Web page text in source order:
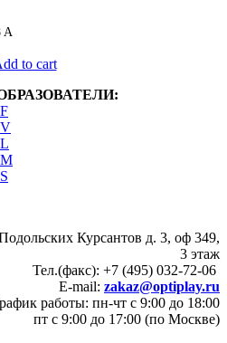
A
to cart
Курсантов д. 3, оф 349,
3 этаж
Тел.(факс): +7 (495) 032-72-06
E-mail: zakaz@optiplay.ru
работы: пн-чт с 9:00 до 18:00
пт с 9:00 до 17:00 (по Москве)